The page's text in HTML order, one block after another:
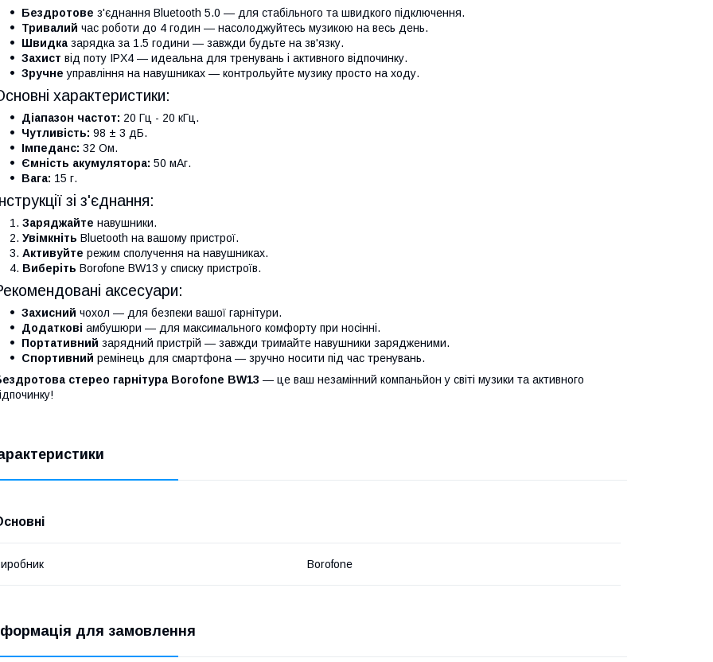
Бездротове з'єднання Bluetooth 5.0 — для стабільного та швидкого підключення.
Тривалий час роботи до 4 годин — насолоджуйтесь музикою на весь день.
Швидка зарядка за 1.5 години — завжди будьте на зв'язку.
Захист від поту IPX4 — идеальна для тренувань і активного відпочинку.
Зручне управління на навушниках — контрольуйте музику просто на ходу.
характеристики:
Діапазон частот: 20 Гц - 20 кГц.
Чутливість: 98 ± 3 дБ.
Імпеданс: 32 Ом.
Ємність акумулятора: 50 мАг.
Вага: 15 г.
зі з'єднання:
Заряджайте навушники.
Увімкніть Bluetooth на вашому пристрої.
Активуйте режим сполучення на навушниках.
Виберіть Borofone BW13 у списку пристроїв.
аксесуари:
Захисний чохол — для безпеки вашої гарнітури.
Додаткові амбушюри — для максимального комфорту при носінні.
Портативний зарядний пристрій — завжди тримайте навушники зарядженими.
Спортивний ремінець для смартфона — зручно носити під час тренувань.
стерео гарнітура Borofone BW13 — це ваш незамінний компаньйон у світі музики та активного
Borofone
для замовлення